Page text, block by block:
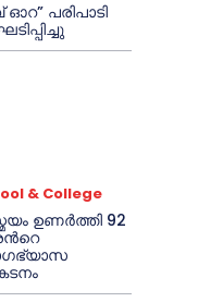
ഓറ” പരിപാടി
& College
ഉണർത്തി 92